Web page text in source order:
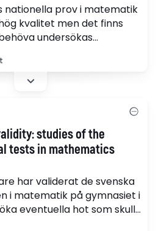
nationella prov i matematik
kvalitet men det finns
undersökas
Pantzare i en ny
universitet.
studies of the
tests in mathematics
har validerat de svenska
i matematik på gymnasiet i
eventuella hot som skulle
tolkningar som görs utifrån